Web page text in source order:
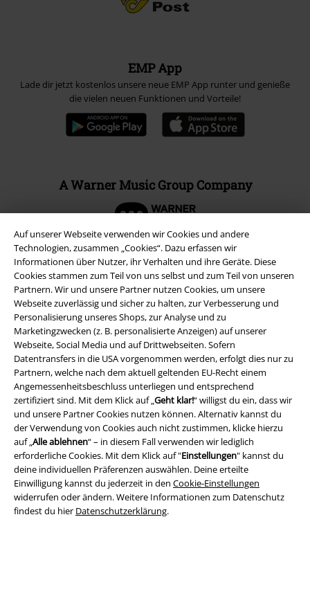
Auf unserer Webseite verwenden wir Cookies und andere
Technologien, zusammen „Cookies“. Dazu erfassen wir
Informationen über Nutzer, ihr Verhalten und ihre Geräte. Diese
Cookies stammen zum Teil von uns selbst und zum Teil von unseren
Partnern. Wir und unsere Partner nutzen Cookies, um unsere
Webseite zuverlässig und sicher zu halten, zur Verbesserung und
Personalisierung unseres Shops, zur Analyse und zu
Marketingzwecken (z. B. personalisierte Anzeigen) auf unserer
Webseite, Social Media und auf Drittwebseiten. Sofern
Datentransfers in die USA vorgenommen werden, erfolgt dies nur zu
Partnern, welche nach dem aktuell geltenden EU-Recht einem
Angemessenheitsbeschluss unterliegen und entsprechend
zertifiziert sind. Mit dem Klick auf „ Geht klar!“ willigst du ein, dass wir
und unsere Partner Cookies nutzen können. Alternativ kannst du
der Verwendung von Cookies auch nicht zustimmen, klicke hierzu
auf „ Alle ablehnen“ – in diesem Fall verwenden wir lediglich
erforderliche Cookies. Mit dem Klick auf "Einstellungen" kannst du
deine individuellen Präferenzen auswählen. Deine erteilte
Einwilligung kannst du jederzeit in den Cookie-Einstellungen
widerrufen oder ändern. Weitere Informationen zum Datenschutz
findest du hier Datenschutzerklärung.
EMP App
Lade dir jetzt kostenlos unsere neue EMP App runter und genieße
die vielen neuen Funktionen und Vorteile!
A Warner Music Group Company
Rechtliches
AGB
Impressum
Datenschutz
Entsorgung und Umweltschutz